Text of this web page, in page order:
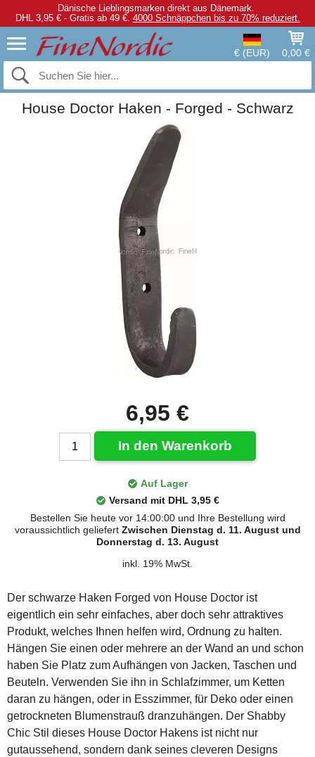
Dänische Lieblingsmarken direkt aus Dänemark.
DHL 3,95 € - Gratis ab 49 €. 4000 Schnäppchen bis zu 70% reduziert.
€ (EUR) 0,00 €
House Doctor Haken - Forged - Schwarz
6,95 €
In den Warenkorb
Auf Lager
Versand mit DHL 3,95 €
Bestellen Sie heute vor 14:00:00 und Ihre Bestellung wird
voraussichtlich geliefert Zwischen Dienstag d. 11. August und
Donnerstag d. 13. August
inkl. 19% MwSt.
Der schwarze Haken Forged von House Doctor ist
eigentlich ein sehr einfaches, aber doch sehr attraktives
Produkt, welches Ihnen helfen wird, Ordnung zu halten.
Hängen Sie einen oder mehrere an der Wand an und schon
haben Sie Platz zum Aufhängen von Jacken, Taschen und
Beuteln. Verwenden Sie ihn in Schlafzimmer, um Ketten
daran zu hängen, oder in Esszimmer, für Deko oder einen
getrockneten Blumenstrauß dranzuhängen. Der Shabby
Chic Stil dieses House Doctor Hakens ist nicht nur
gutaussehend, sondern dank seines cleveren Designs